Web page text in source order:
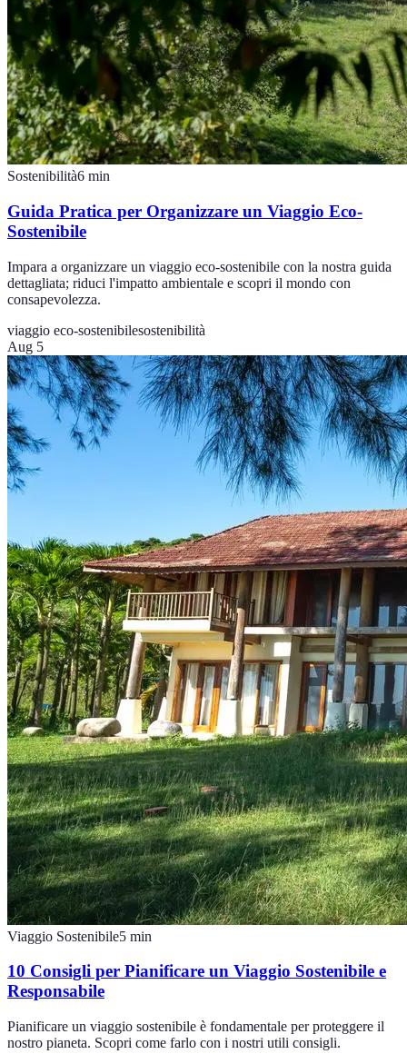
Sostenibilità6 min
Guida Pratica per Organizzare un Viaggio Eco-
Sostenibile
Impara a organizzare un viaggio eco-sostenibile con la nostra guida
dettagliata; riduci l'impatto ambientale e scopri il mondo con
consapevolezza.
viaggio eco-sostenibilesostenibilità
Aug 5
Viaggio Sostenibile5 min
10 Consigli per Pianificare un Viaggio Sostenibile e
Responsabile
Pianificare un viaggio sostenibile è fondamentale per proteggere il
nostro pianeta. Scopri come farlo con i nostri utili consigli.